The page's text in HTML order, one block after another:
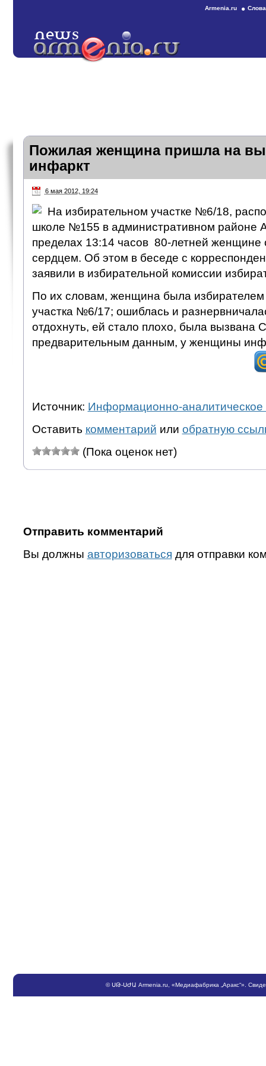
Armenia.ru
Пожилая женщина пришла на
инфаркт
6 мая 2012, 19:24
На избирательном участке №6/18,
школе №155 в административном районе
пределах 13:14 часов 80-летней женщине
сердцем. Об этом в беседе с
заявили в избирательной комиссии
По их словам, женщина была
участка №6/17; ошиблась и
отдохнуть, ей стало плохо, была вызвана
предварительным данным, у женщины
Источник: Информационно-аналитическое
Оставить комментарий или обратную
(Пока оценок нет)
Отправить комментарий
Вы должны авторизоваться для отправки
©ՍԹ-ՍԺԱ Armenia.ru , «Медиафабрика „Аракс“».